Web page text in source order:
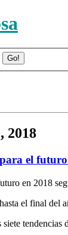
2018
el futuro
en 2018
el final del
siete